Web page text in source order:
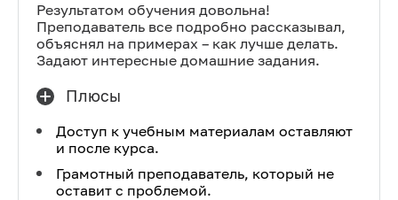
Результатом обучения довольна!
Преподаватель все подробно рассказывал,
объяснял на примерах – как лучше делать.
Задают интересные домашние задания.
Плюсы
Доступ к учебным материалам оставляют
и после курса.
Грамотный преподаватель, который не
оставит с проблемой.